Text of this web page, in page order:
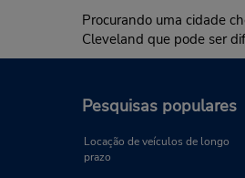
Procurando uma cidade
Cleveland que pode ser
Pesquisas populares
Locação de veículos de longo
prazo